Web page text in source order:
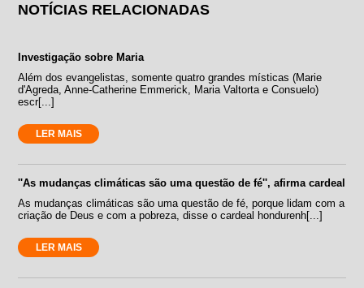
NOTÍCIAS RELACIONADAS
Investigação sobre Maria
Além dos evangelistas, somente quatro grandes místicas (Marie
d'Agreda, Anne-Catherine Emmerick, Maria Valtorta e Consuelo)
escr[...]
LER MAIS
''As mudanças climáticas são uma questão de fé'', afirma cardeal
As mudanças climáticas são uma questão de fé, porque lidam com a
criação de Deus e com a pobreza, disse o cardeal hondurenh[...]
LER MAIS